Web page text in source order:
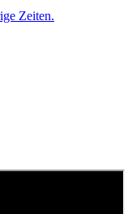
Zeiten.